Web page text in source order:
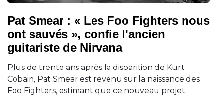
Pat Smear : « Les Foo Fighters nous
ont sauvés », confie l'ancien
guitariste de Nirvana
Plus de trente ans après la disparition de Kurt
Cobain, Pat Smear est revenu sur la naissance des
Foo Fighters, estimant que ce nouveau projet